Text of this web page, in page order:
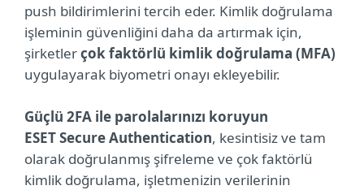
push bildirimlerini tercih eder. Kimlik doğrulama
işleminin güvenliğini daha da artırmak için,
şirketlerçok faktörlü kimlik doğrulama (MFA)
uygulayarak biyometri onayı ekleyebilir.
Güçlü 2FA ile parolalarınızı koruyun
ESET Secure Authentication, kesintisiz ve tam
olarak doğrulanmış şifreleme ve çok faktörlü
kimlik doğrulama, işletmenizin verilerinin